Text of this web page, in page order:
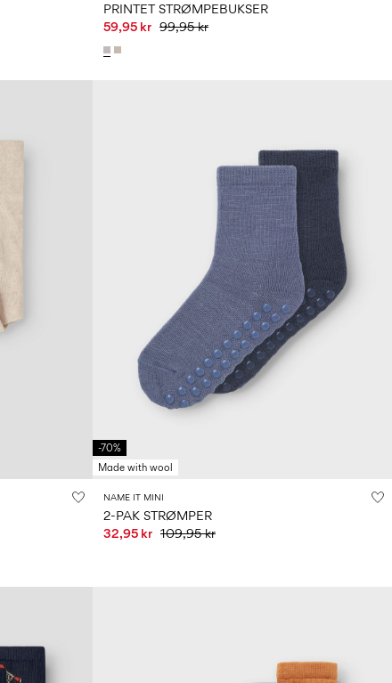
PRINTET STRØMPEBUKSER
59,95 kr 99,95 kr
-70%
Made with wool
NAME IT MINI
2-PAK STRØMPER
32,95 kr 109,95 kr